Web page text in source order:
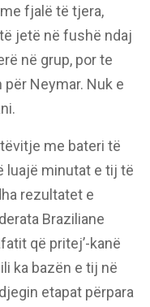
fjalë të tjera,
jetë në fushë ndaj
në grup, por te
Neymar. Nuk e
me bateri të
luajë minutat e tij të
rezultatet e
Braziliane
që pritej’-kanë
ka bazën e tij në
etapat përpara